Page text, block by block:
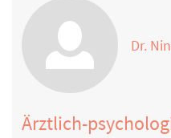
Dr.
Ärztlich-